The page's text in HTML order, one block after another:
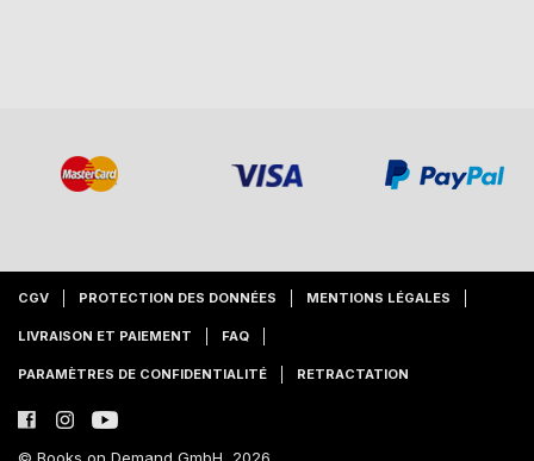
CGV PROTECTION DES DONNÉES MENTIONS LÉGALES
LIVRAISON ET PAIEMENT FAQ
PARAMÈTRES DE CONFIDENTIALITÉ RETRACTATION
© Books on Demand GmbH, 2026